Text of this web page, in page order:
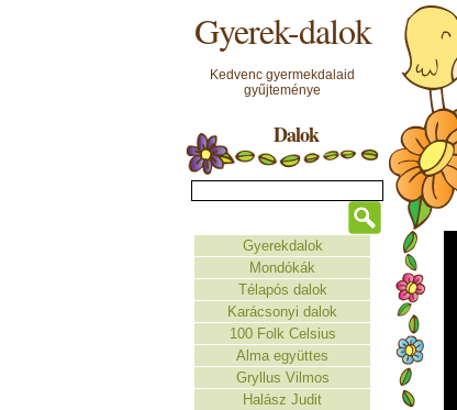
Gyerek-dalok
Kedvenc gyermekdalaid
gyűjteménye
Dalok
Gyerekdalok
Mondókák
Télapós dalok
Karácsonyi dalok
100 Folk Celsius
Alma együttes
Gryllus Vilmos
Halász Judit